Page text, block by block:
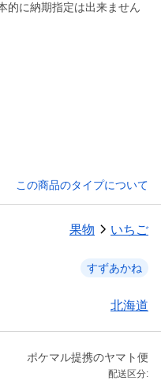
的に納期指定は出来ません
この商品のタイプについて
果物 いちご
すずあかね
北海道
ポケマル提携のヤマト便
配送区分: